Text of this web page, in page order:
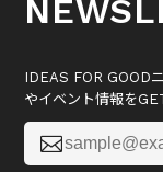
IDEAS FOR GOOD
やイベント情報を
